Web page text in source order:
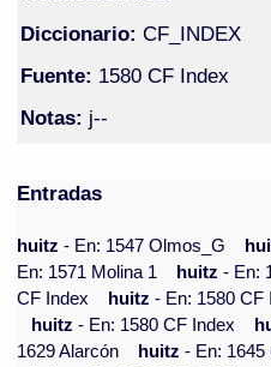
Diccionario: CF_INDEX
Fuente: 1580 CF Index
Notas: j--
Entradas
huitz- En: 1547 Olmos_G
En: 1571 Molina 1
huitz- En:
CF Index
huitz- En: 1580 CF
huitz- En: 1580 CF Index
1629 Alarcón
huitz- En: 1645